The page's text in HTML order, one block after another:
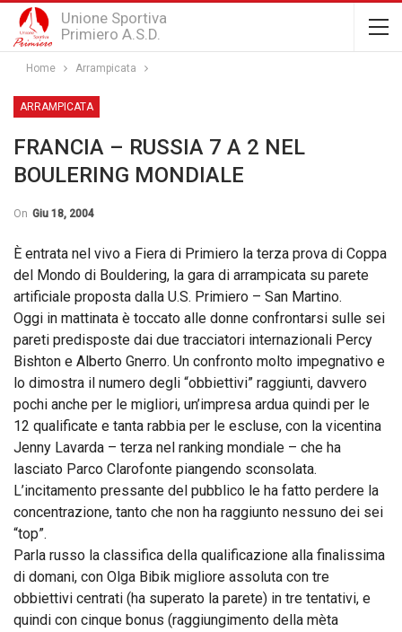
Unione Sportiva
Primiero A.S.D.
Home Arrampicata
ARRAMPICATA
FRANCIA – RUSSIA 7 A 2 NEL
BOULERING MONDIALE
On Giu 18, 2004
È entrata nel vivo a Fiera di Primiero la terza prova di Coppa
del Mondo di Bouldering, la gara di arrampicata su parete
artificiale proposta dalla U.S. Primiero – San Martino.
Oggi in mattinata è toccato alle donne confrontarsi sulle sei
pareti predisposte dai due tracciatori internazionali Percy
Bishton e Alberto Gnerro. Un confronto molto impegnativo e
lo dimostra il numero degli “obbiettivi” raggiunti, davvero
pochi anche per le migliori, un’impresa ardua quindi per le
12 qualificate e tanta rabbia per le escluse, con la vicentina
Jenny Lavarda – terza nel ranking mondiale – che ha
lasciato Parco Clarofonte piangendo sconsolata.
L’incitamento pressante del pubblico le ha fatto perdere la
concentrazione, tanto che non ha raggiunto nessuno dei sei
“top”.
Parla russo la classifica della qualificazione alla finalissima
di domani, con Olga Bibik migliore assoluta con tre
obbiettivi centrati (ha superato la parete) in tre tentativi, e
quindi con cinque bonus (raggiungimento della mèta